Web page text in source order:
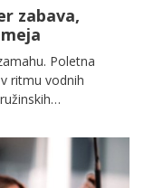
zabava,
Poletna
ritmu vodnih